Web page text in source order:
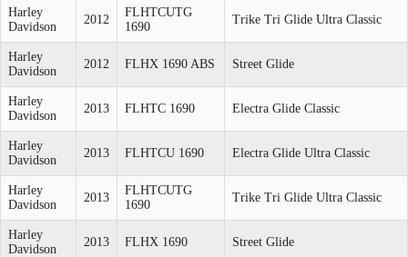
Harley
Davidson
2012
FLHTCUTG
1690
Trike Tri Glide Ultra Classic
Harley
Davidson
2012 FLHX 1690 ABS Street Glide
Harley
Davidson
2013 FLHTC 1690 Electra Glide Classic
Harley
Davidson
2013 FLHTCU 1690 Electra Glide Ultra Classic
Harley
Davidson
2013
FLHTCUTG
1690
Trike Tri Glide Ultra Classic
Harley
Davidson
2013 FLHX 1690 Street Glide